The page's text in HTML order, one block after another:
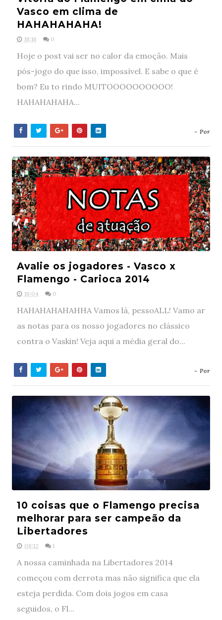
Vasco em clima de
HAHAHAHAHA!
18:16 0
Hoje o post vai ser no calor da emoção. Mais
pós-jogo do que isso, impossível. E sabe o que é
bom? Eu to rindo MUITOOOOOOOOOO!
HAHAHAHAHA...
- Por
Avalie os jogadores - Vasco x
Flamengo - Carioca 2014
18:04 0
HAHAHAHAHAHHA Vamos lá, pessoALL! Vamo ar
as notas para os nosso jogadores no clássico
contra o Vaskin! Veja aqui a média geral do...
- Por
10 coisas que o Flamengo precisa
melhorar para ser campeão da
Libertadores
08:12 1
A nossa caminhada na Libertadores 2014
começou com derrota mas não significa que ela
esteja perdida. Com dois jogos em casa
seguidos, o Fl...